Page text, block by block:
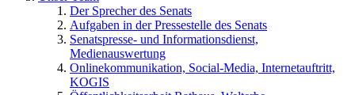
Der Sprecher des Senats
Aufgaben in der Pressestelle des Senats
Senatspresse- und Informationsdienst,
Medienauswertung
Onlinekommunikation, Social-Media, Internetauftritt,
KOGIS